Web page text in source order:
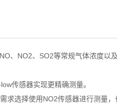
NO、 NO2、 SO2等常规气体浓度以
传感器实现更精确测量。
求选择使用NO2传感器进行测量